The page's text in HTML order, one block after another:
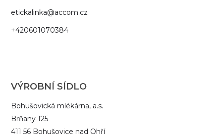
‍etickalinka@accom.cz
+420601070384
VÝROBNÍ SÍDLO
Bohušovická mlékárna, a.s.
Brňany 125
411 56 Bohušovice nad Ohří